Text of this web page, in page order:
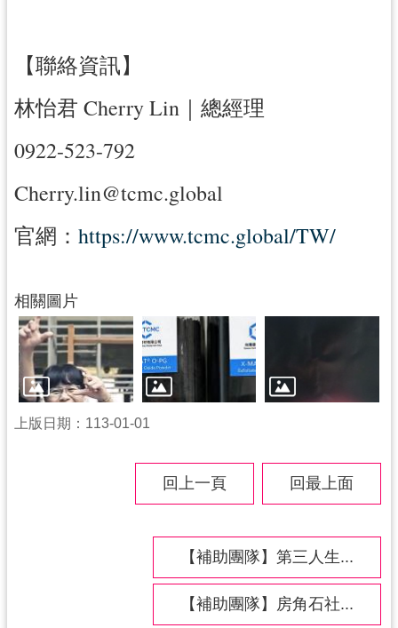
【聯絡資訊】
林怡君 Cherry Lin｜總經理
0922-523-792
Cherry.lin@tcmc.global
官網： https://www.tcmc.global/TW/
相關圖片
上版日期：113-01-01
回上一頁 回最上面
【補助團隊】第三人生...
【補助團隊】房角石社...